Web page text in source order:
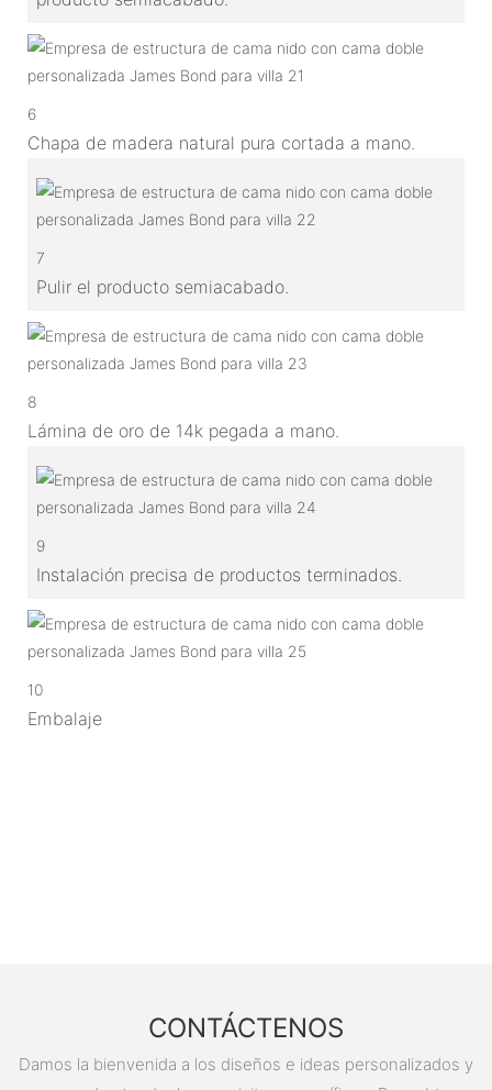
6
Chapa de madera natural pura cortada a mano.
7
Pulir el producto semiacabado.
8
Lámina de oro de 14k pegada a mano.
9
Instalación precisa de productos terminados.
10
Embalaje
CONTÁCTENOS
Damos la bienvenida a los diseños e ideas personalizados y